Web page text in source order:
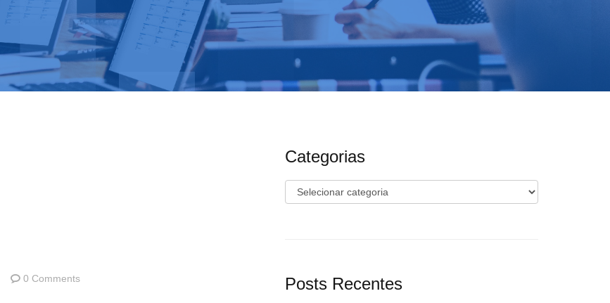
0 Comments
Categorias
Categorias
Posts Recentes